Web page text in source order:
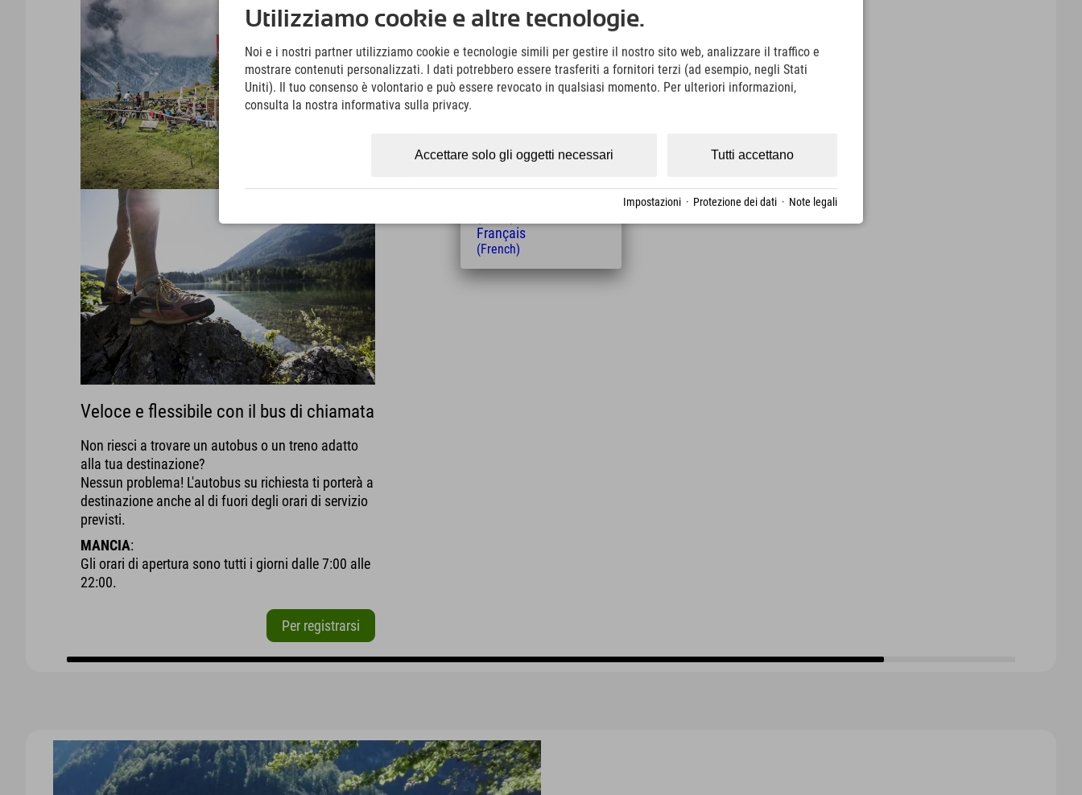
Veloce e flessibile con il bus di chiamata
Non riesci a trovare un autobus o un treno adatto
alla tua destinazione?
Nessun problema! L'autobus su richiesta ti porterà a
destinazione anche al di fuori degli orari di servizio
previsti.
MANCIA:
Gli orari di apertura sono tutti i giorni dalle 7:00 alle
22:00.
Per registrarsi
Utilizziamo cookie e altre tecnologie.
Noi e i nostri partner utilizziamo cookie e tecnologie simili per gestire il nostro sito web, analizzare il traffico e
mostrare contenuti personalizzati. I dati potrebbero essere trasferiti a fornitori terzi (ad esempio, negli Stati
Uniti). Il tuo consenso è volontario e può essere revocato in qualsiasi momento. Per ulteriori informazioni,
consulta la nostra informativa sulla privacy.
Tutti accettano
Accettare solo gli oggetti necessari
Impostazioni · Protezione dei dati · Note legali
Deutsch
(German)
(English)
Italiano
(Italian)
(Polish)
(Hungarian)
Français
(French)